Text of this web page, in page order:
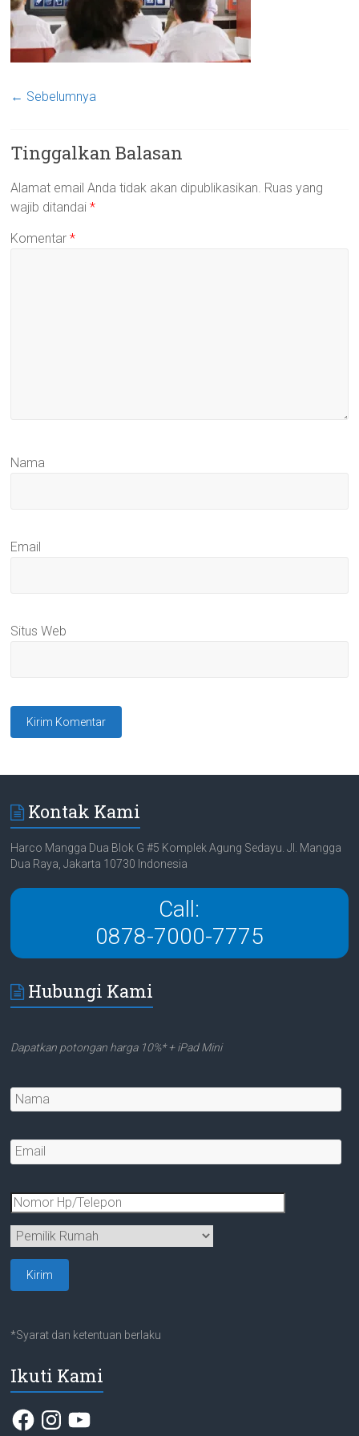
← Sebelumnya
Tinggalkan Balasan
Alamat email Anda tidak akan dipublikasikan. Ruas yang
wajib ditandai*
Komentar*
Nama
Email
Situs Web
Kontak Kami
Harco Mangga Dua Blok G #5 Komplek Agung Sedayu. Jl. Mangga
Dua Raya, Jakarta 10730 Indonesia
Call:
0878-7000-7775
Hubungi Kami
Dapatkan potongan harga 10%* + iPad Mini
*Syarat dan ketentuan berlaku
Ikuti Kami
FacebookInstagram
YouTube